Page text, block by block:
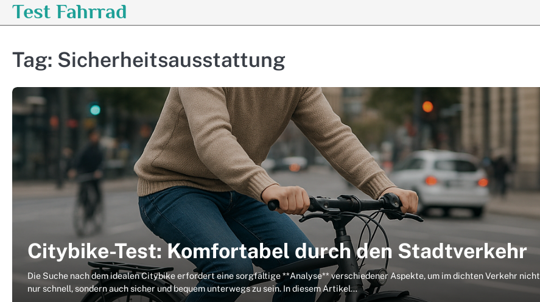
SkipTest Fahrrad
Tag: Sicherheitsausstattung
Citybike-Test: Komfortabel durch den Stadtverkehr
Die Suche nach dem idealen Citybike erfordert eine sorgfältige **Analyse** verschiedener Aspekte, um im dichten Verkehr nicht
nur schnell, sondern auch sicher und bequem unterwegs zu sein. In diesem Artikel…